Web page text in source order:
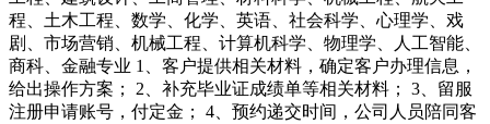
程、土木工程、数学、化学、英语、社会科学、心理学、戏
剧、市场营销、机械工程、计算机科学、物理学、人工智能、
商科、金融专业 1、客户提供相关材料，确定客户办理信息，
给出操作方案； 2、补充毕业证成绩单等相关材料； 3、留服
注册申请账号，付定金； 4、预约递交时间，公司人员陪同客